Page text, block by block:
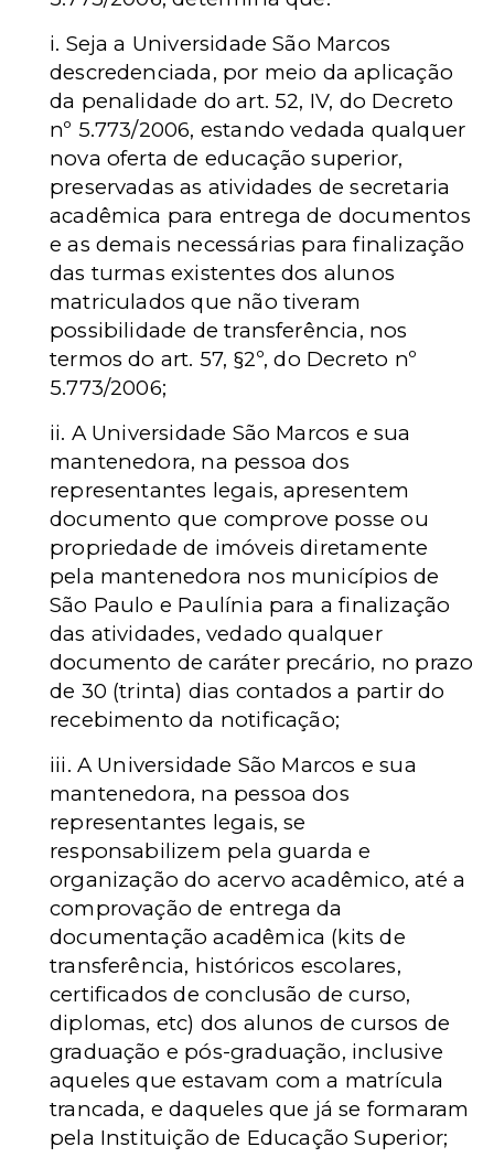
i. Seja a Universidade São Marcos
descredenciada, por meio da aplicação
da penalidade do art. 52, IV, do Decreto
nº 5.773/2006, estando vedada qualquer
nova oferta de educação superior,
preservadas as atividades de secretaria
acadêmica para entrega de documentos
e as demais necessárias para finalização
das turmas existentes dos alunos
matriculados que não tiveram
possibilidade de transferência, nos
termos do art. 57, §2º, do Decreto nº
5.773/2006;
ii. A Universidade São Marcos e sua
mantenedora, na pessoa dos
representantes legais, apresentem
documento que comprove posse ou
propriedade de imóveis diretamente
pela mantenedora nos municípios de
São Paulo e Paulínia para a finalização
das atividades, vedado qualquer
documento de caráter precário, no prazo
de 30 (trinta) dias contados a partir do
recebimento da notificação;
iii. A Universidade São Marcos e sua
mantenedora, na pessoa dos
representantes legais, se
responsabilizem pela guarda e
organização do acervo acadêmico, até a
comprovação de entrega da
documentação acadêmica (kits de
transferência, históricos escolares,
certificados de conclusão de curso,
diplomas, etc) dos alunos de cursos de
graduação e pós-graduação, inclusive
aqueles que estavam com a matrícula
trancada, e daqueles que já se formaram
pela Instituição de Educação Superior;